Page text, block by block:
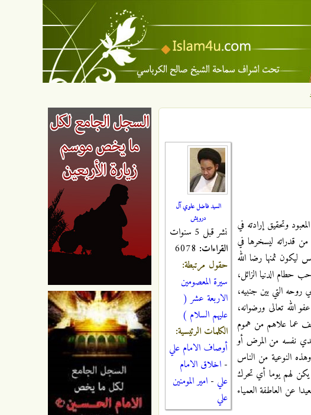
السيد فاضل علوي آل
درويش
نشر قبل 5 سنوات
القراءات:
حقول مرتبطة:
سيرة المعصومين
الاربعة عشر (
عليهم السلام )
الكلمات الرئيسية:
أوصاف الامام علي
- اخلاق الامام
علي - امير المومنين
علي
وتحقيق إرادته في
قدراته ليسخرها في
ليكون ثمنها رضا الله
الدنيا الزائل،
روحه التي بين جنبيه،
الله تعالى ورضوانه،
عما علاهم من هموم
نفسه من المرض أو
النوعية من الناس
يكن لهم يوما أي تحرك
عن العاطفة العمياء